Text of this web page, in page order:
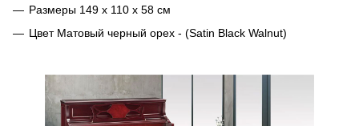
Размеры 149 х 110 х 58 см
Цвет Матовый черный орех - (Satin Black Walnut)